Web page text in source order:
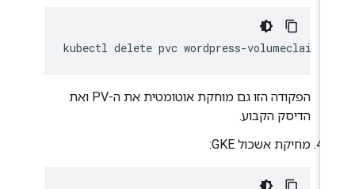
kubectl delete pvc
הפקודה הזו גם מוחקת אוטומטית את ה-PV ואת
הדיסק הקבוע.
מחיקת אשכול GKE: